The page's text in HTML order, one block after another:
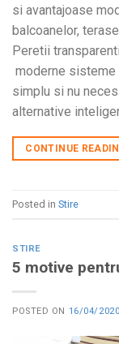
si avantajoase
balcoanelor,
Peretii
moderne
simplu si nu
alternative
CONTINUE
Posted in Stire
STIRE
5 motive
POSTED ON 16/04/2020